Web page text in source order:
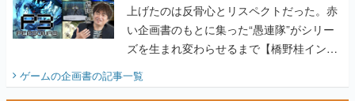
上げたのは反骨心とリスペクトだった。赤
い企画書のもとに集った“愚連隊”がシリー
ズを生まれ変わらせるまで【橋野桂インタ
ゲームの企画書の記事一覧